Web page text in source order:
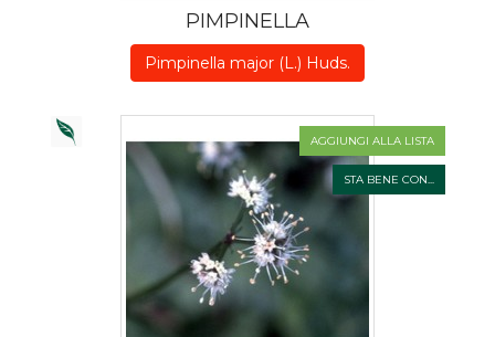
PIMPINELLA
Pimpinella major (L.) Huds.
AGGIUNGI ALLA LISTA
STA BENE CON...